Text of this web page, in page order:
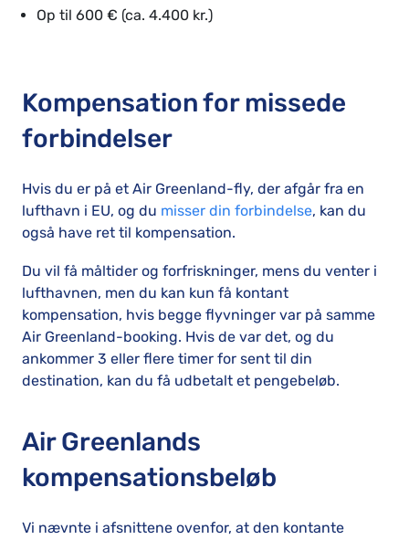
Op til 600 € (ca. 4.400 kr.)
Kompensation for missede
forbindelser
Hvis du er på et Air Greenland-fly, der afgår fra en
lufthavn i EU, og du misser din forbindelse, kan du
også have ret til kompensation.
Du vil få måltider og forfriskninger, mens du venter i
lufthavnen, men du kan kun få kontant
kompensation, hvis begge flyvninger var på samme
Air Greenland-booking. Hvis de var det, og du
ankommer 3 eller flere timer for sent til din
destination, kan du få udbetalt et pengebeløb.
Air Greenlands
kompensationsbeløb
Vi nævnte i afsnittene ovenfor, at den kontante